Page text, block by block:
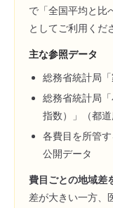
で「全国平均と比
としてご利用くだ
主な参照データ
総務省統計局
総務省統計局
指数）」（都道
各費目を所管
公開データ
費目ごとの地域差
差が大きい一方、